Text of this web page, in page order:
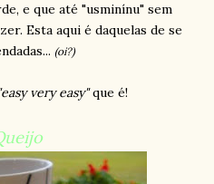
e que até "usminínu" sem
Esta aqui é daquelas de se
(oi?)
very easy"que é!